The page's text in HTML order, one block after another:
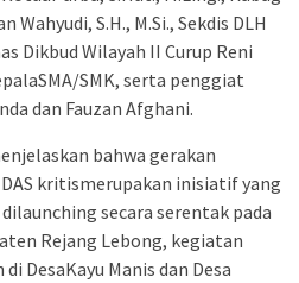
S.H., M.Si., Sekdis DLH
Dikbud Wilayah II Curup Reni
SMK, serta penggiat
dan Fauzan Afghani.
bahwa gerakan
kritismerupakan inisiatif yang
secara serentak pada
Rejang Lebong, kegiatan
DesaKayu Manis dan Desa